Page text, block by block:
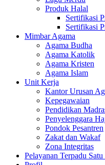
Produk Halal
Sertifikasi
Sertifikasi
Mimbar Agama
Agama Budha
Agama Katolik
Agama Kristen
Agama Islam
Unit Kerja
Kantor Urusan
Kepegawaian
Pendidikan
Penyelenggara
Pondok Pesantren
Zakat dan Wakaf
Zona Integritas
Pelayanan Terpadu Satu